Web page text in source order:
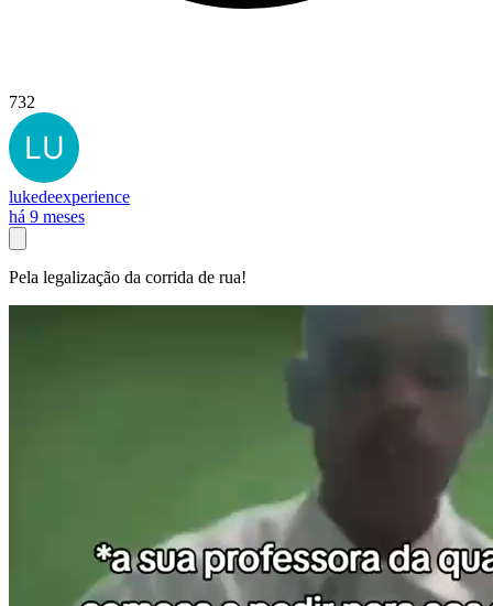
732
lukedeexperience
há 9 meses
Pela legalização da corrida de rua!